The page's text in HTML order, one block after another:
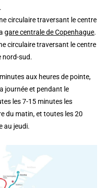
circulaire traversant le centre
gare centrale de Copenhague.
circulaire traversant le centre
nord-sud.
aux heures de pointe,
journée et pendant le
les 7-15 minutes les
du matin, et toutes les 20
au jeudi.